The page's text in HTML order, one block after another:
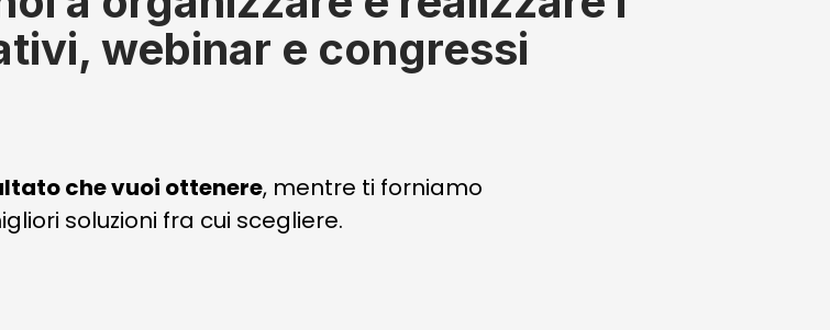
webinar e congressi
che vuoi ottenere, mentre ti forniamo
soluzioni fra cui scegliere.